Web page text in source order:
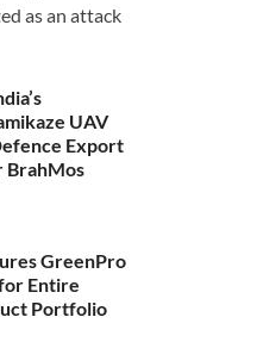
as an attack
UAV
Export
BrahMos
GreenPro
Entire
Portfolio